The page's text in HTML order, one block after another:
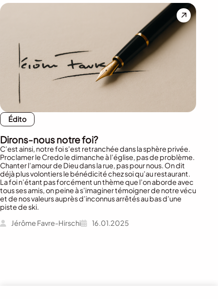
Édito
Dirons-nous notre foi?
C’est ainsi, notre foi s’est retranchée dans la sphère privée.
Proclamer le Credo le dimanche à l’église, pas de problème.
Chanter l’amour de Dieu dans la rue, pas pour nous. On dit
déjà plus volontiers le bénédicité chez soi qu’au restaurant.
La foi n’étant pas forcément un thème que l’on aborde avec
tous ses amis, on peine à s’imaginer témoigner de notre vécu
et de nos valeurs auprès d’inconnus arrêtés au bas d’une
piste de ski.
Jérôme Favre-Hirschi
16.01.2025